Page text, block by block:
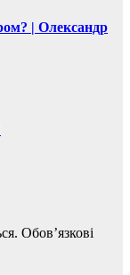
| Олександр
Обов’язкові